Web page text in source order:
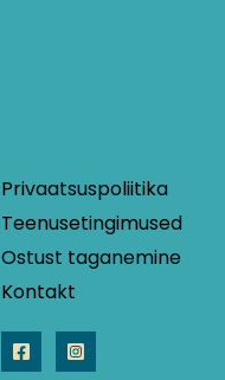
Privaatsuspoliitika
Teenusetingimused
Ostust taganemine
Kontakt